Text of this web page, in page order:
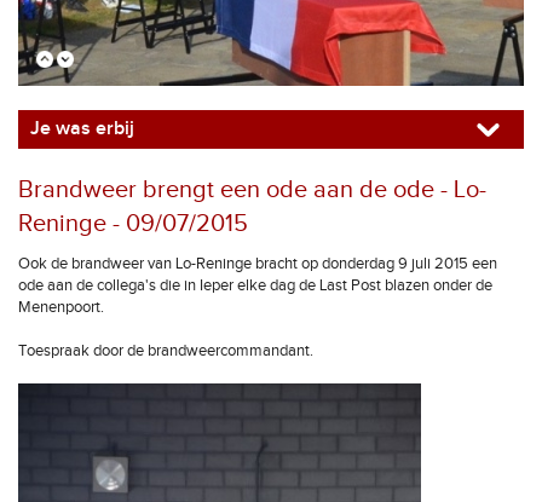
Je was erbij
Brandweer brengt een ode aan de ode - Lo-
Reninge - 09/07/2015
Ook de brandweer van Lo-Reninge bracht op donderdag 9 juli 2015 een
ode aan de collega's die in Ieper elke dag de Last Post blazen onder de
Menenpoort.
Toespraak door de brandweercommandant.